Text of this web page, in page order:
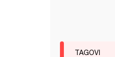
TAGOVI